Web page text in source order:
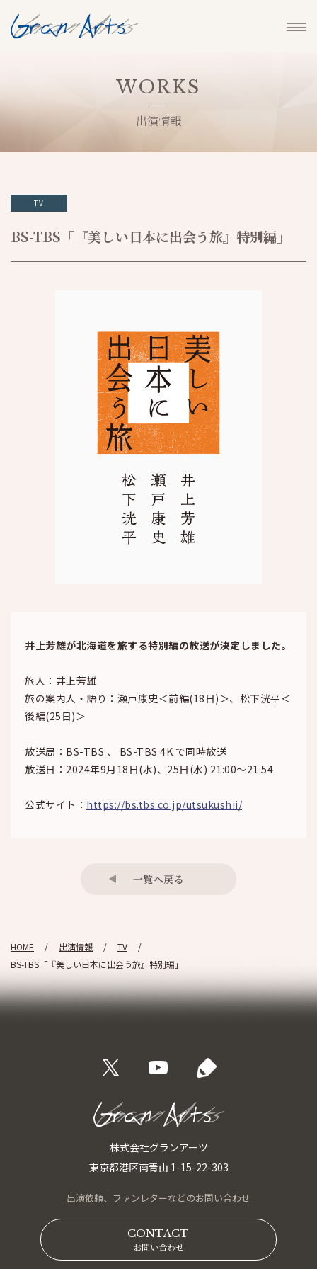
WORKS
出演情報
TV
BS-TBS「『美しい日本に出会う旅』特別編」
井上芳雄が北海道を旅する特別編の放送が決定しました。
旅人：井上芳雄
旅の案内人・語り：瀬戸康史＜前編(18日)＞、松下洸平＜
後編(25日)＞
放送局：BS-TBS 、 BS-TBS 4K で同時放送
放送日：2024年9月18日(水)、25日(水) 21:00～21:54
公式サイト： https://bs.tbs.co.jp/utsukushii/
一覧へ戻る
HOME 出演情報
TV
BS-TBS「『美しい日本に出会う旅』特別編」
株式会社グランアーツ
東京都港区南青山 1-15-22-303
出演依頼、 ファンレターなどのお問い合わせ
CONTACT
お問い合わせ